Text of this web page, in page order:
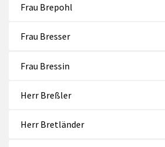
Frau Brepohl
Frau Bresser
Frau Bressin
Herr Breßler
Herr Bretländer